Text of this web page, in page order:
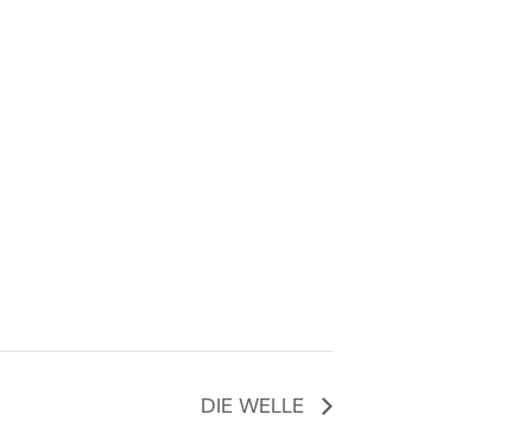
DIE WELLE